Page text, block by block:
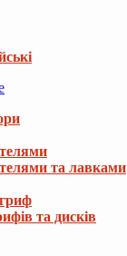
та лавками
та дисків